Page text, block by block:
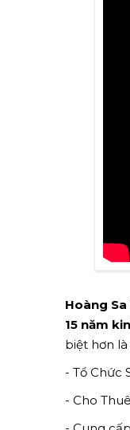
Hoàng
15 năm
biệt hơn
- Tổ Chức
- Cho